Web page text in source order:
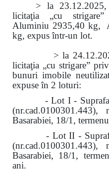
> la
licitaţia „cu strigare”
Aluminiu 2935,40 kg,
kg, expus într-un lot.
> la 24.12.2025,
licitaţia „cu strigare”
bunuri imobile
expuse în 2 loturi:
- Lot I - Suprafață
(nr.cad.0100301.443),
Basarabiei, 18/1,
- Lot II - Suprafață
(nr.cad.0100301.443),
Basarabiei, 18/1,
ani.